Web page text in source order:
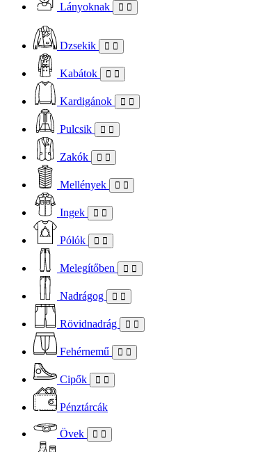
Lányoknak
Dzsekik
Kabátok
Kardigánok
Pulcsik
Zakók
Mellények
Ingek
Pólók
Melegítőben
Nadrágog
Rövidnadrág
Fehérnemű
Cipők
Pénztárcák
Övek